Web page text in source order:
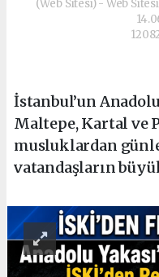
(Web Sitesi) - Web
İstanbul’un
Maltepe, Kartal ve
musluklardan
vatandaşların